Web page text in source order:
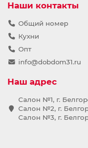
Наши контакты
Общий номер
Кухни
Опт
info@dobdom31.ru
Наш адрес
Салон №1, г.
Салон №2, г.
Салон №3, г.